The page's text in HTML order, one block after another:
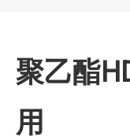
聚乙酯
用